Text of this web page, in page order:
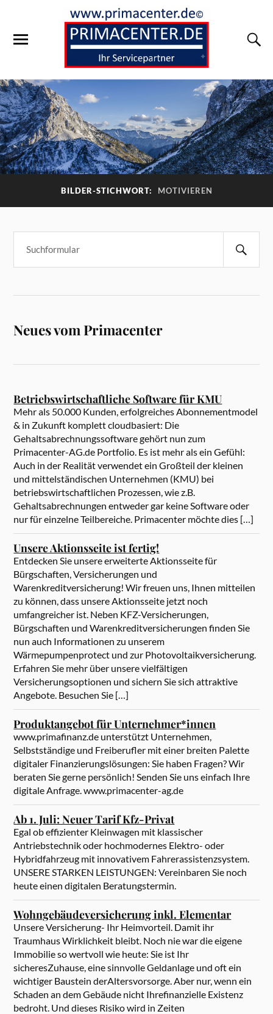
BILDER-STICHWORT: MOTIVIEREN
Neues vom Primacenter
Betriebswirtschaftliche Software für KMU
Mehr als 50.000 Kunden, erfolgreiches Abonnementmodel
& in Zukunft komplett cloudbasiert: Die
Gehaltsabrechnungssoftware gehört nun zum
Primacenter-AG.de Portfolio. Es ist mehr als ein Gefühl:
Auch in der Realität verwendet ein Großteil der kleinen
und mittelständischen Unternehmen (KMU) bei
betriebswirtschaftlichen Prozessen, wie z.B.
Gehaltsabrechnungen entweder gar keine Software oder
nur für einzelne Teilbereiche. Primacenter möchte dies […]
Unsere Aktionsseite ist fertig!
Entdecken Sie unsere erweiterte Aktionsseite für
Bürgschaften, Versicherungen und
Warenkreditversicherung! Wir freuen uns, Ihnen mitteilen
zu können, dass unsere Aktionsseite jetzt noch
umfangreicher ist. Neben KFZ-Versicherungen,
Bürgschaften und Warenkreditversicherungen finden Sie
nun auch Informationen zu unserem
Wärmepumpenprotect und zur Photovoltaikversicherung.
Erfahren Sie mehr über unsere vielfältigen
Versicherungsoptionen und sichern Sie sich attraktive
Angebote. Besuchen Sie […]
Produktangebot für Unternehmer*innen
www.primafinanz.de unterstützt Unternehmen,
Selbstständige und Freiberufler mit einer breiten Palette
digitaler Finanzierungslösungen: Sie haben Fragen? Wir
beraten Sie gerne persönlich! Senden Sie uns einfach Ihre
digitale Anfrage. www.primacenter-ag.de
Ab 1. Juli: Neuer Tarif Kfz-Privat
Egal ob effizienter Kleinwagen mit klassischer
Antriebstechnik oder hochmodernes Elektro- oder
Hybridfahrzeug mit innovativem Fahrerassistenzsystem.
UNSERE STARKEN LEISTUNGEN: Vereinbaren Sie noch
heute einen digitalen Beratungstermin.
Wohngebäudeversicherung inkl. Elementar
Unsere Versicherung- Ihr Heimvorteil. Damit ihr
Traumhaus Wirklichkeit bleibt. Noch nie war die eigene
Immobilie so wertvoll wie heute: Sie ist Ihr
sicheresZuhause, eine sinnvolle Geldanlage und oft ein
wichtiger Baustein derAltersvorsorge. Aber nur, wenn ein
Schaden an dem Gebäude nicht Ihrefinanzielle Existenz
bedroht. Und dieses Risiko wird in Zeiten